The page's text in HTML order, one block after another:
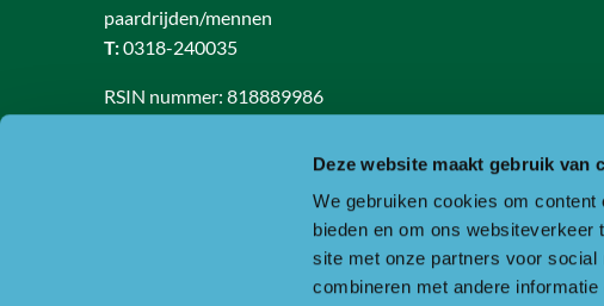
Deze website maakt gebruik van
We gebruiken cookies om
bieden en om ons
site met onze partners voor
combineren met andere
paardrijden/mennen
T:0318-240035
RSIN nummer: 818889986
BTW nummer: 8188 89 986 B01
Of ga naar de contactpagina.